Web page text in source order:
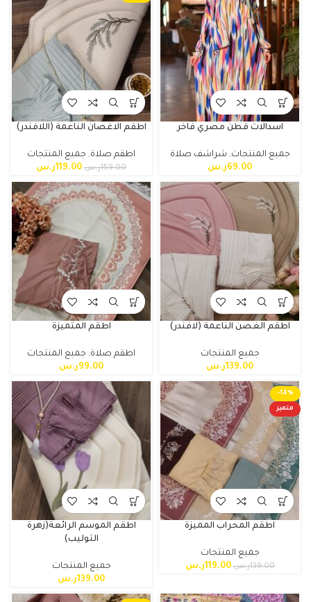
اسدالات قطن مصري فاخر
جميع المنتجات, شراشف صلاة
69.00ر.س
اطقم الاغصان الناعمة (اللافندر)
اطقم صلاة, جميع المنتجات
159.00ر.س 119.00 ر.س
اطقم الغصن الناعمة (لافندر)
جميع المنتجات
139.00 ر.س
اطقم المتميزة
اطقم صلاة, جميع المنتجات
99.00ر.س
-14%
متميز
اطقم المحراب المميزة
جميع المنتجات
139.00ر.س 119.00 ر.س
اطقم الموسم الرائعة(زهرة
التوليب)
جميع المنتجات
139.00 ر.س